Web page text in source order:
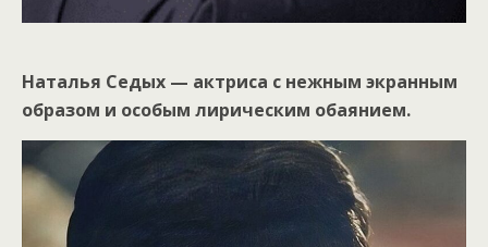
Наталья Седых — актриса с нежным экранным
образом и особым лирическим обаянием.